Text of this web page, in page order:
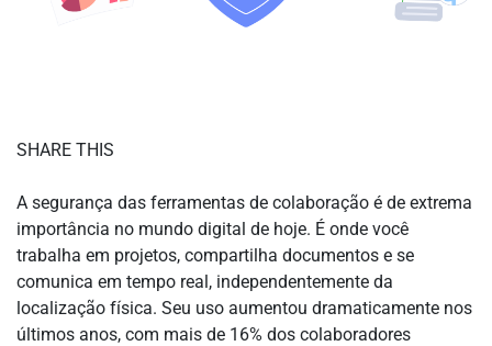
SHARE THIS
A segurança das ferramentas de colaboração é de extrema
importância no mundo digital de hoje. É onde você
trabalha em projetos, compartilha documentos e se
comunica em tempo real, independentemente da
localização física. Seu uso aumentou dramaticamente nos
últimos anos, com mais de 16% dos colaboradores